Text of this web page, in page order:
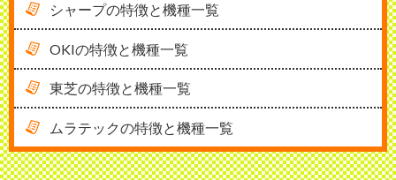
シャープの特徴と機種一覧
OKIの特徴と機種一覧
東芝の特徴と機種一覧
ムラテックの特徴と機種一覧